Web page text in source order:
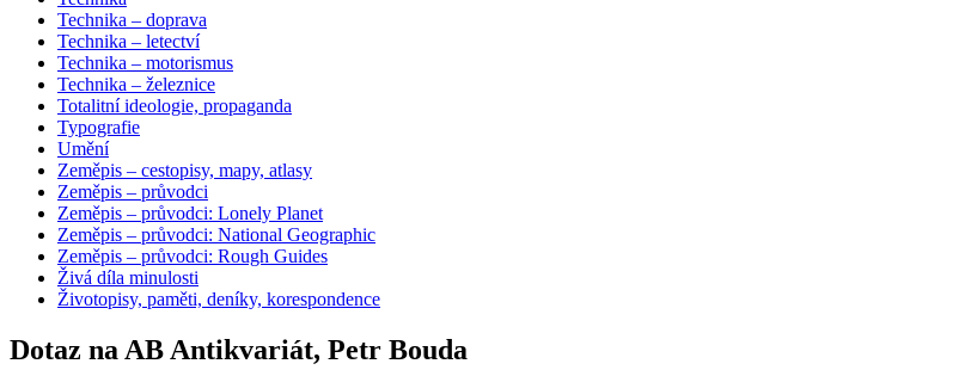
Technika – doprava
Technika – letectví
Technika – motorismus
Technika – železnice
Totalitní ideologie, propaganda
Typografie
Umění
Zeměpis – cestopisy, mapy, atlasy
Zeměpis – průvodci
Zeměpis – průvodci: Lonely Planet
Zeměpis – průvodci: National Geographic
Zeměpis – průvodci: Rough Guides
Živá díla minulosti
Životopisy, paměti, deníky, korespondence
Dotaz na AB Antikvariát, Petr Bouda